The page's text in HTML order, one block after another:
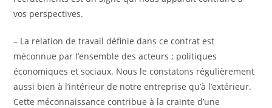
vos perspectives.
– La relation de travail définie dans ce contrat est
méconnue par l’ensemble des acteurs ; politiques
économiques et sociaux. Nous le constatons régulièrement
aussi bien à l’intérieur de notre entreprise qu’à l’extérieur.
Cette méconnaissance contribue à la crainte d’une